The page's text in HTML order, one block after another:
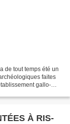
de tout temps été un
faites
gallo-
À RIS-